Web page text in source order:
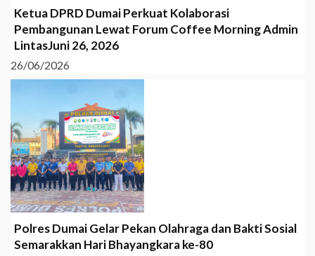
Ketua DPRD Dumai Perkuat Kolaborasi
Pembangunan Lewat Forum Coffee Morning Admin
LintasJuni 26, 2026
26/06/2026
Polres Dumai Gelar Pekan Olahraga dan Bakti Sosial
Semarakkan Hari Bhayangkara ke-80